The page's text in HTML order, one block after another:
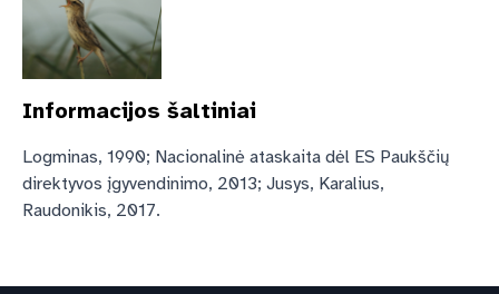
Informacijos šaltiniai
Logminas, 1990; Nacionalinė ataskaita dėl ES Paukščių
direktyvos įgyvendinimo, 2013; Jusys, Karalius,
Raudonikis, 2017.